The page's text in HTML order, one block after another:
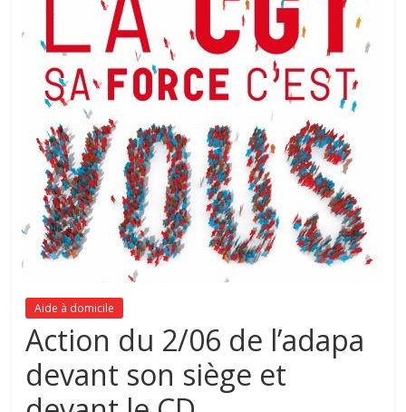
Aide à domicile
Action du 2/06 de l’adapa
devant son siège et